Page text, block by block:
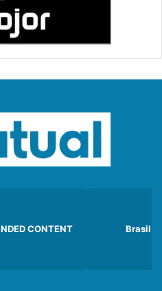
CONTENT Brasil